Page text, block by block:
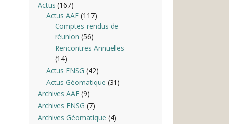
Actus (167)
Actus AAE (117)
Comptes-rendus de
réunion (56)
Rencontres Annuelles
(14)
Actus ENSG (42)
Actus Géomatique (31)
Archives AAE(9)
Archives ENSG (7)
Archives Géomatique (4)